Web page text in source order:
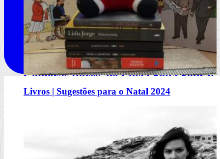
Livros | Sugestões para o Natal 2024
Comerás flores, de Lucía Solla Sobral
A mecânica da manipulação